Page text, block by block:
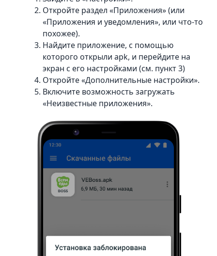
Откройте раздел «Приложения» (или
«Приложения и уведомления», или что-то
похожее).
Найдите приложение, с помощью
которого открыли apk, и перейдите на
экран с его настройками (см. пункт 3)
Откройте «Дополнительные настройки».
Включите возможность загружать
«Неизвестные приложения».